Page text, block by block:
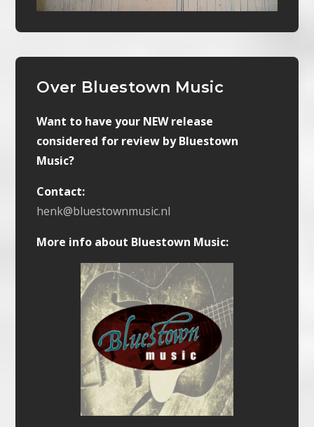
Over Bluestown Music
Want to have your NEW release
considered for review by Bluestown
Music?
Contact:
henk@bluestownmusic.nl
More info about Bluestown Music: